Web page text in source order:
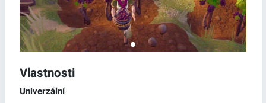
Vlastnosti
Univerzální